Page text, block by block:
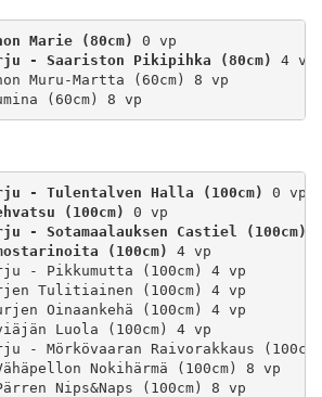
Marie (80cm)
- Saariston Pikipihka (80cm) 4 vp
Muru-Martta (60cm) 8 vp
(60cm) 8 vp
- Tulentalven Halla (100cm)
(100cm)
- Sotamaalauksen Castiel (100cm)
(100cm) 4 vp
- Pikkumutta (100cm) 4 vp
Tulitiainen (100cm) 4 vp
Oinaankehä (100cm) 4 vp
Luola (100cm) 4 vp
- Mörkövaaran Raivorakkaus
Nokihärmä (100cm) 8 vp
Nips&Naps (100cm) 8 vp